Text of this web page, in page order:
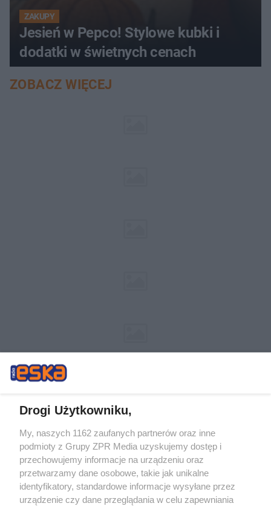
ZAKUPY
Jesień w Pepco! Stylowe kubki i
dodatki w świetnych cenach
ZOBACZ WIĘCEJ
Żaden utwór zamieszczony w serwisie nie może być powielany i
rozpowszechniany lub dalej rozpowszechniany w jakikolwiek sposób (w
tym także elektroniczny lub mechaniczny) na jakimkolwiek polu
eksploatacji w jakiejkolwiek formie, włącznie z umieszczaniem w Internecie
bez pisemnej zgody właściciela praw. Jakiekolwiek użycie lub
wykorzystanie utworów w całości lub w części z naruszeniem prawa, tzn.
bez właściwej zgody, jest zabronione pod groźbą kary i może być ścigane
prawnie.
Drogi Użytkowniku,
My, naszych 1162 zaufanych partnerów oraz inne
podmioty z Grupy ZPR Media uzyskujemy dostęp i
przechowujemy informacje na urządzeniu oraz
przetwarzamy dane osobowe, takie jak unikalne
identyfikatory, standardowe informacje wysyłane przez
urządzenie czy dane przeglądania w celu zapewniania